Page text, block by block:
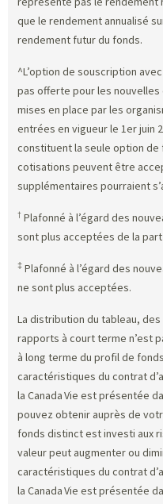
que le rendement annualisé
rendement futur du fonds.
^L’option de souscription
pas offerte pour les
mises en place par les
entrées en vigueur le 1er juin
constituent la seule option de
cotisations peuvent être
supplémentaires pourraient
† Plafonné à l’égard des
sont plus acceptées de la
‡ Plafonné à l’égard des
ne sont plus acceptées.
La distribution du tableau,
rapports à court terme n’est
à long terme du profil de
caractéristiques du contrat
la Canada Vie est présentée
pouvez obtenir auprès de
fonds distinct est investi aux
valeur peut augmenter ou
caractéristiques du contrat
la Canada Vie est présentée